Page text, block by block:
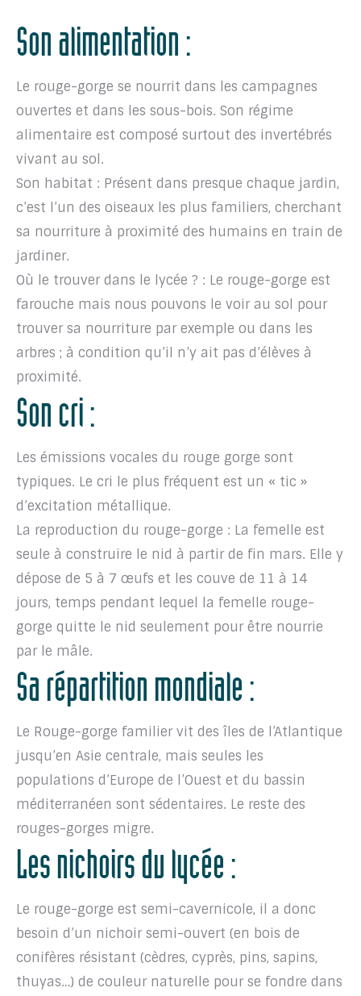
Son alimentation :
Le rouge-gorge se nourrit dans les campagnes
ouvertes et dans les sous-bois. Son régime
alimentaire est composé surtout des invertébrés
vivant au sol.
Son habitat : Présent dans presque chaque jardin,
c’est l’un des oiseaux les plus familiers, cherchant
sa nourriture à proximité des humains en train de
jardiner.
Où le trouver dans le lycée ? : Le rouge-gorge est
farouche mais nous pouvons le voir au sol pour
trouver sa nourriture par exemple ou dans les
arbres ; à condition qu’il n’y ait pas d’élèves à
proximité.
Son cri :
Les émissions vocales du rouge gorge sont
typiques. Le cri le plus fréquent est un « tic »
d’excitation métallique.
La reproduction du rouge-gorge : La femelle est
seule à construire le nid à partir de fin mars. Elle y
dépose de 5 à 7 œufs et les couve de 11 à 14
jours, temps pendant lequel la femelle rouge-
gorge quitte le nid seulement pour être nourrie
par le mâle.
Sa répartition mondiale :
Le Rouge-gorge familier vit des îles de l’Atlantique
jusqu’en Asie centrale, mais seules les
populations d’Europe de l’Ouest et du bassin
méditerranéen sont sédentaires. Le reste des
rouges-gorges migre.
Les nichoirs du lycée :
Le rouge-gorge est semi-cavernicole, il a donc
besoin d’un nichoir semi-ouvert (en bois de
conifères résistant (cèdres, cyprès, pins, sapins,
thuyas…) de couleur naturelle pour se fondre dans